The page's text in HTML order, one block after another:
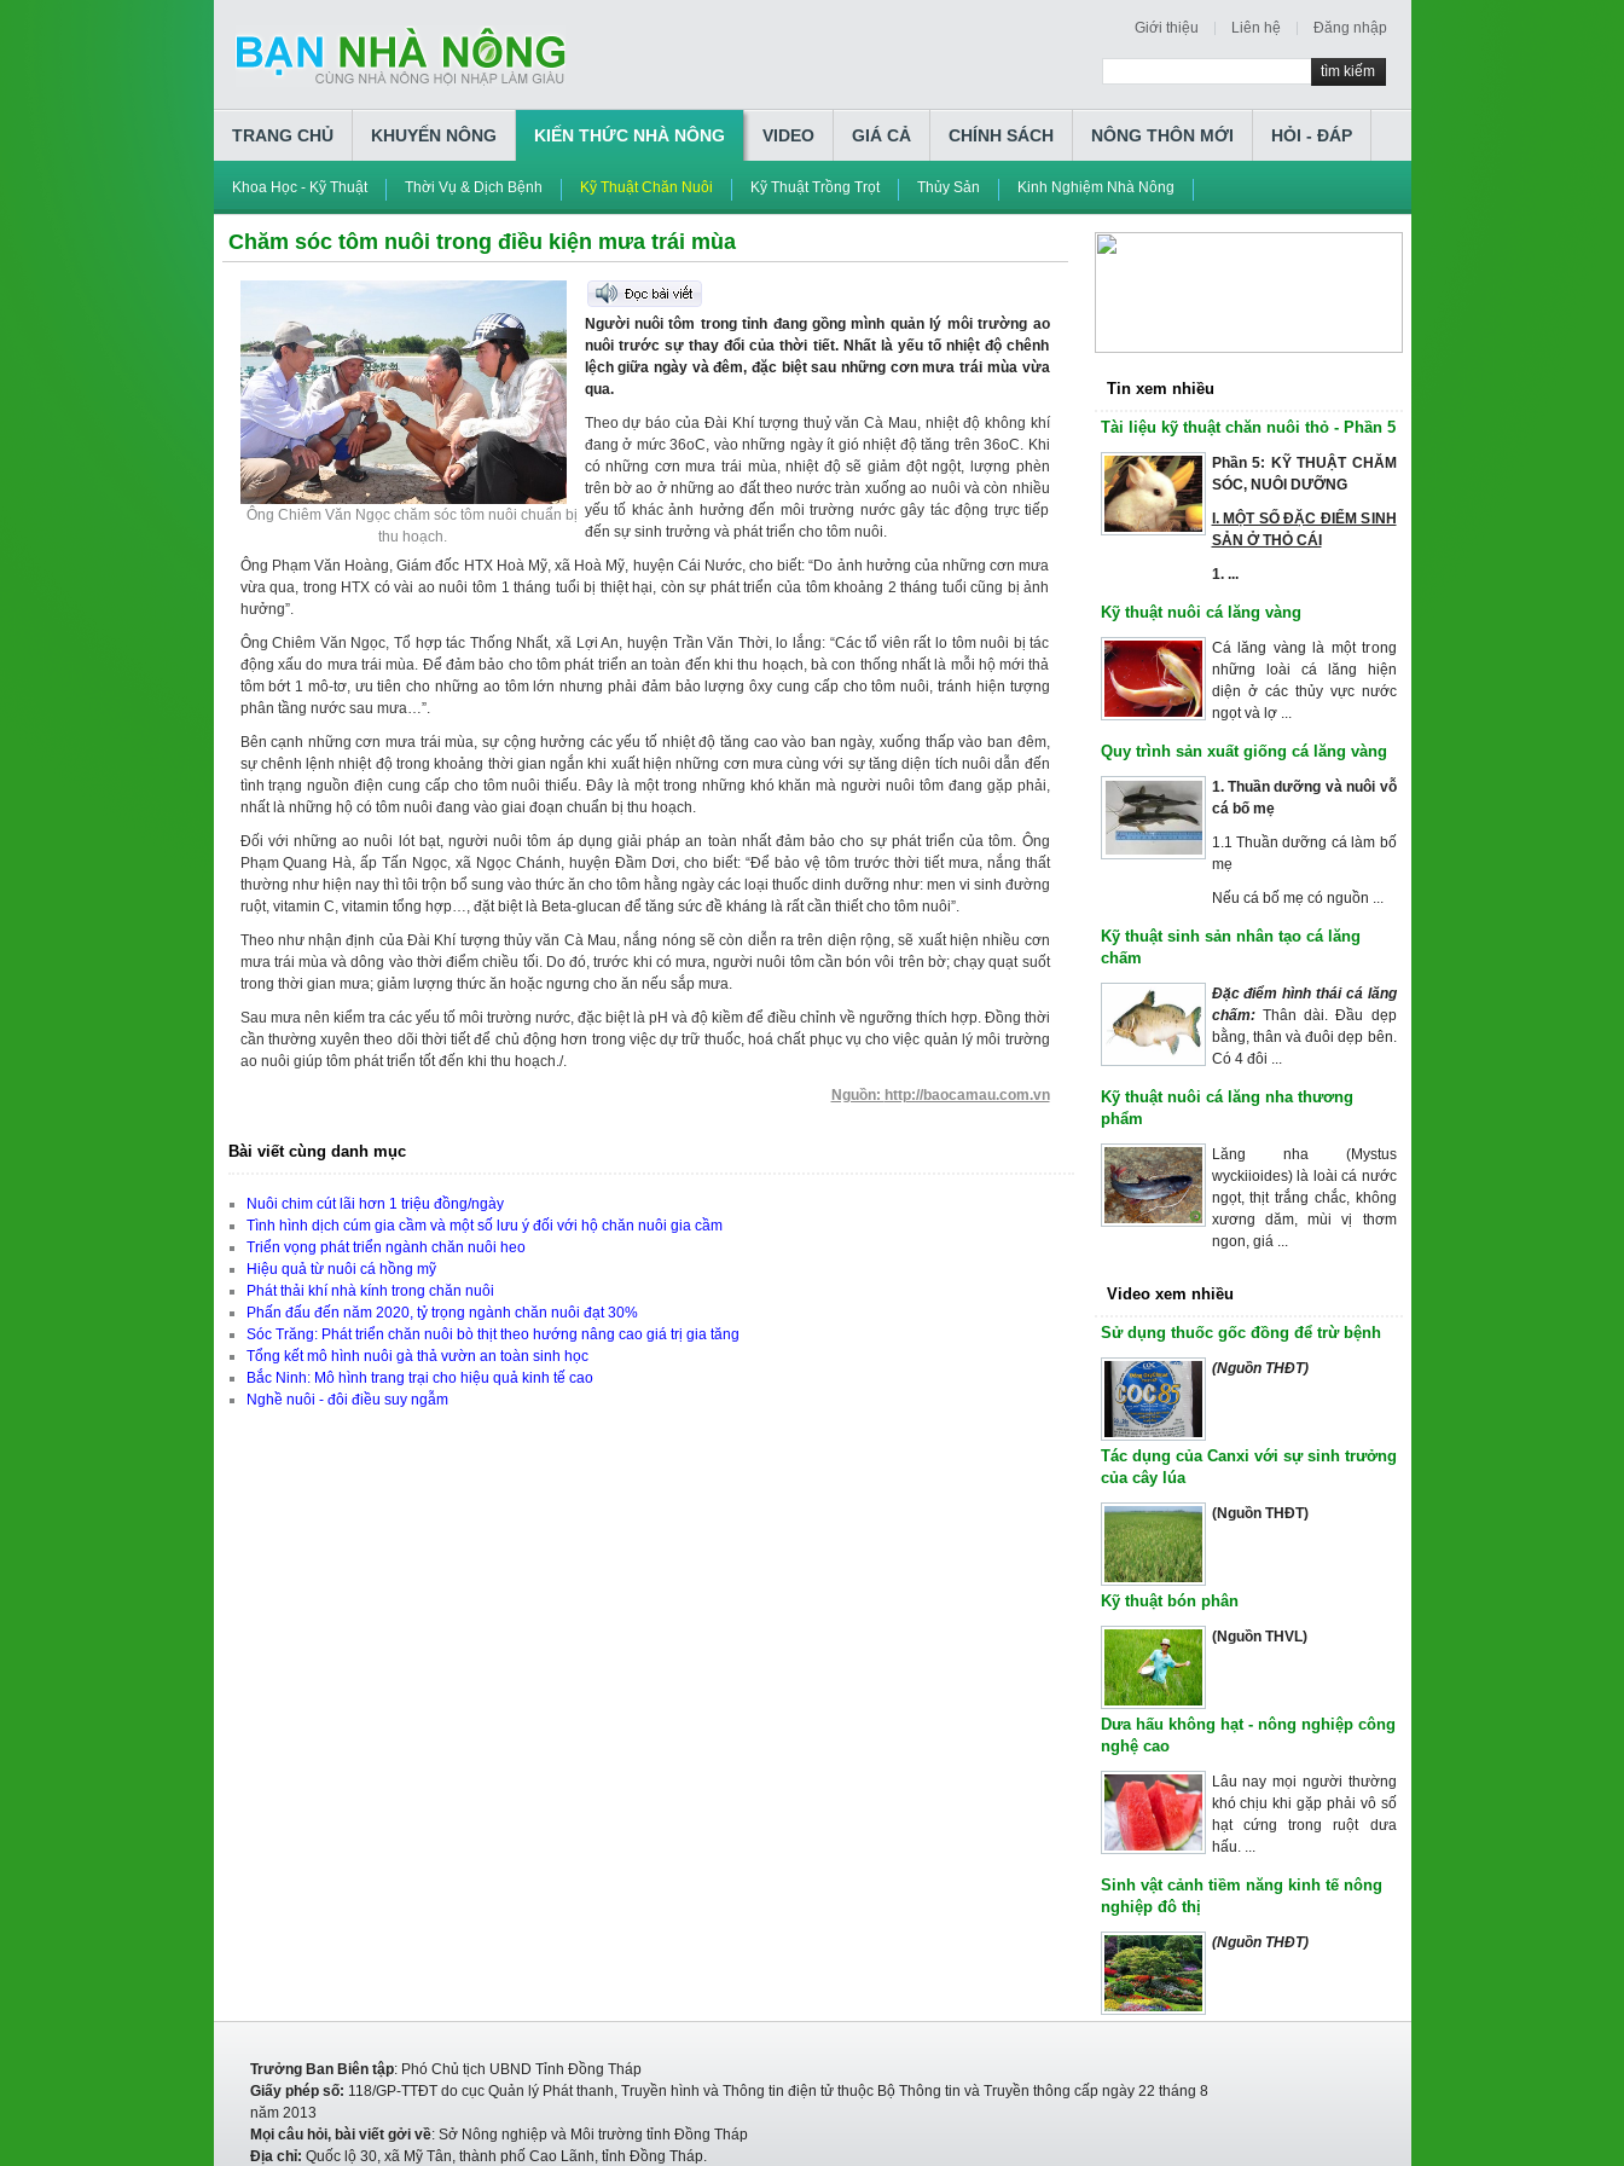
Giới thiệu Liên hệ Đăng nhập
tìm kiếm
TRANG CHỦ KHUYẾN NÔNG KIẾN THỨC NHÀ NÔNG
Khoa Học - Kỹ Thuật Thời Vụ & Dịch Bệnh Kỹ Thuật Chăn Nuôi Kỹ Thuật Trồng Trọt Thủy Sản Kinh Nghiệm Nhà Nông
VIDEO GIÁ CẢ CHÍNH SÁCH NÔNG THÔN MỚI HỎI - ĐÁP
Chăm sóc tôm nuôi trong điều kiện mưa trái mùa
Ông Chiêm Văn Ngọc chăm sóc tôm nuôi chuẩn bị
thu hoạch.
Người nuôi tôm trong tỉnh đang gồng mình quản lý môi trường ao
nuôi trước sự thay đổi của thời tiết. Nhất là yếu tố nhiệt độ chênh
lệch giữa ngày và đêm, đặc biệt sau những cơn mưa trái mùa vừa
qua.
Theo dự báo của Đài Khí tượng thuỷ văn Cà Mau, nhiệt độ không khí
đang ở mức 36oC, vào những ngày ít gió nhiệt độ tăng trên 36oC. Khi
có những cơn mưa trái mùa, nhiệt độ sẽ giảm đột ngột, lượng phèn
trên bờ ao ở những ao đất theo nước tràn xuống ao nuôi và còn nhiều
yếu tố khác ảnh hưởng đến môi trường nước gây tác động trực tiếp
đến sự sinh trưởng và phát triển cho tôm nuôi.
Ông Phạm Văn Hoàng, Giám đốc HTX Hoà Mỹ, xã Hoà Mỹ, huyện Cái Nước, cho biết: “Do ảnh hưởng của những cơn mưa
vừa qua, trong HTX có vài ao nuôi tôm 1 tháng tuổi bị thiệt hại, còn sự phát triển của tôm khoảng 2 tháng tuổi cũng bị ảnh
hưởng”.
Ông Chiêm Văn Ngọc, Tổ hợp tác Thống Nhất, xã Lợi An, huyện Trần Văn Thời, lo lắng: “Các tổ viên rất lo tôm nuôi bị tác
động xấu do mưa trái mùa. Để đảm bảo cho tôm phát triển an toàn đến khi thu hoạch, bà con thống nhất là mỗi hộ mới thả
tôm bớt 1 mô-tơ, ưu tiên cho những ao tôm lớn nhưng phải đảm bảo lượng ôxy cung cấp cho tôm nuôi, tránh hiện tượng
phân tầng nước sau mưa…”.
Bên cạnh những cơn mưa trái mùa, sự cộng hưởng các yếu tố nhiệt độ tăng cao vào ban ngày, xuống thấp vào ban đêm,
sự chênh lệnh nhiệt độ trong khoảng thời gian ngắn khi xuất hiện những cơn mưa cùng với sự tăng diện tích nuôi dẫn đến
tình trạng nguồn điện cung cấp cho tôm nuôi thiếu. Đây là một trong những khó khăn mà người nuôi tôm đang gặp phải,
nhất là những hộ có tôm nuôi đang vào giai đoạn chuẩn bị thu hoạch.
Đối với những ao nuôi lót bạt, người nuôi tôm áp dụng giải pháp an toàn nhất đảm bảo cho sự phát triển của tôm. Ông
Phạm Quang Hà, ấp Tấn Ngọc, xã Ngọc Chánh, huyện Đầm Dơi, cho biết: “Để bảo vệ tôm trước thời tiết mưa, nắng thất
thường như hiện nay thì tôi trộn bổ sung vào thức ăn cho tôm hằng ngày các loại thuốc dinh dưỡng như: men vi sinh đường
ruột, vitamin C, vitamin tổng hợp…, đặt biệt là Beta-glucan để tăng sức đề kháng là rất cần thiết cho tôm nuôi”.
Theo như nhận định của Đài Khí tượng thủy văn Cà Mau, nắng nóng sẽ còn diễn ra trên diện rộng, sẽ xuất hiện nhiều cơn
mưa trái mùa và dông vào thời điểm chiều tối. Do đó, trước khi có mưa, người nuôi tôm cần bón vôi trên bờ; chạy quạt suốt
trong thời gian mưa; giảm lượng thức ăn hoặc ngưng cho ăn nếu sắp mưa.
Sau mưa nên kiểm tra các yếu tố môi trường nước, đặc biệt là pH và độ kiềm để điều chỉnh về ngưỡng thích hợp. Đồng thời
cần thường xuyên theo dõi thời tiết để chủ động hơn trong việc dự trữ thuốc, hoá chất phục vụ cho việc quản lý môi trường
ao nuôi giúp tôm phát triển tốt đến khi thu hoạch./.
Nguồn: http://baocamau.com.vn
Bài viết cùng danh mục
Nuôi chim cút lãi hơn 1 triệu đồng/ngày
Tình hình dịch cúm gia cầm và một số lưu ý đối với hộ chăn nuôi gia cầm
Triển vọng phát triển ngành chăn nuôi heo
Hiệu quả từ nuôi cá hồng mỹ
Phát thải khí nhà kính trong chăn nuôi
Phấn đấu đến năm 2020, tỷ trọng ngành chăn nuôi đạt 30%
Sóc Trăng: Phát triển chăn nuôi bò thịt theo hướng nâng cao giá trị gia tăng
Tổng kết mô hình nuôi gà thả vườn an toàn sinh học
Bắc Ninh: Mô hình trang trại cho hiệu quả kinh tế cao
Nghề nuôi - đôi điều suy ngẫm
Tin xem nhiều
Tài liệu kỹ thuật chăn nuôi thỏ - Phần 5
Phần 5: KỸ THUẬT CHĂM
SÓC, NUÔI DƯỠNG
I. MỘT SỐ ĐẶC ĐIỂM SINH
SẢN Ở THỎ CÁI
1. ...
Kỹ thuật nuôi cá lăng vàng
Cá lăng vàng là một trong
những loài cá lăng hiện
diện ở các thủy vực nước
ngọt và lợ ...
Quy trình sản xuất giống cá lăng vàng
1. Thuần dưỡng và nuôi vỗ
cábố mẹ
1.1 Thuần dưỡng cá làm bố
mẹ
Nếu cá bố mẹ có nguồn ...
Kỹ thuật sinh sản nhân tạo cá lăng
chấm
Đặc điểm hình thái cá lăng
chấm:Thân dài. Đầu dẹp
bằng, thân và đuôi dẹp bên.
Có 4 đôi ...
Kỹ thuật nuôi cá lăng nha thương
phẩm
Lăng nha (Mystus
wyckiioides) là loài cá nước
ngọt, thịt trắng chắc, không
xương dăm, mùi vị thơm
ngon, giá ...
Video xem nhiều
Sử dụng thuốc gốc đồng để trừ bệnh
(Nguồn THĐT)
Tác dụng của Canxi với sự sinh trưởng
của cây lúa
(Nguồn THĐT)
Kỹ thuật bón phân
(Nguồn THVL)
Dưa hấu không hạt - nông nghiệp công
nghệ cao
Lâu nay mọi người thường
khó chịu khi gặp phải vô số
hạt cứng trong ruột dưa
hấu. ...
Sinh vật cảnh tiềm năng kinh tế nông
nghiệp đô thị
(Nguồn THĐT)
Trưởng Ban Biên tập: Phó Chủ tịch UBND Tỉnh Đồng Tháp
Giấy phép số: 118/GP-TTĐT do cục Quản lý Phát thanh, Truyền hình và Thông tin điện tử thuộc Bộ Thông tin và Truyền thông cấp ngày 22 tháng 8
năm 2013
Mọi câu hỏi, bài viết gởi về: Sở Nông nghiệp và Môi trường tỉnh Đồng Tháp
Địa chỉ: Quốc lộ 30, xã Mỹ Tân, thành phố Cao Lãnh, tỉnh Đồng Tháp.